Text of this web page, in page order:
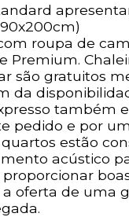
roupa de
Premium.
são gratuitos
da
também
pedido e por
estão
acústico
oferta de uma